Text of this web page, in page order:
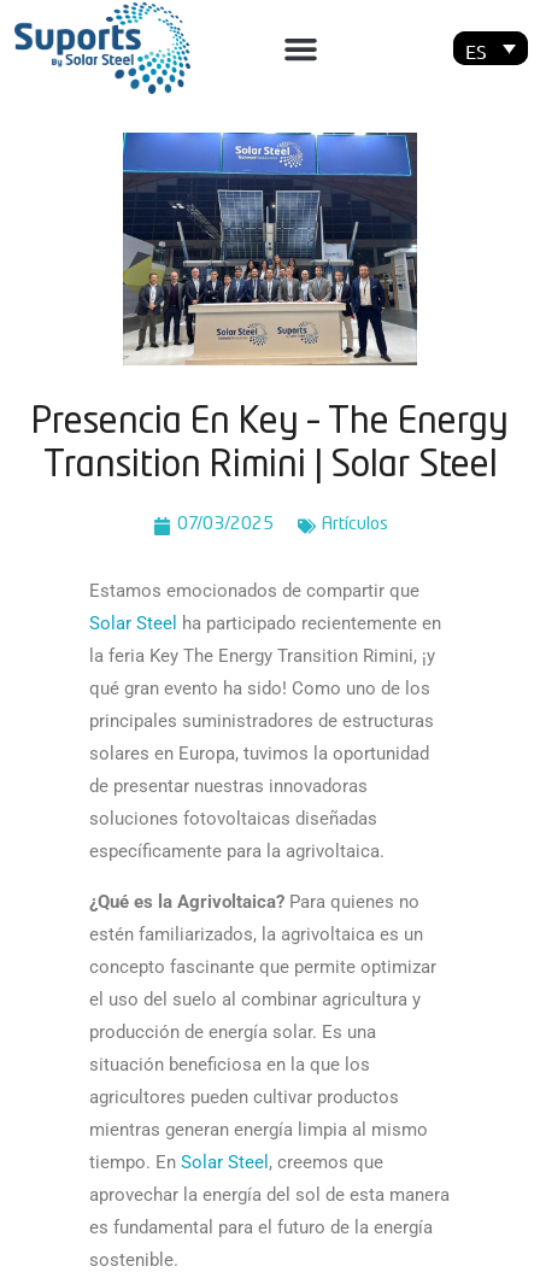
ES
Presencia En Key – The Energy
Transition Rimini | Solar Steel
07/03/2025 Artí­culos
Estamos emocionados de compartir que
Solar Steel ha participado recientemente en
la feria Key The Energy Transition Rimini, ¡y
qué gran evento ha sido! Como uno de los
principales suministradores de estructuras
solares en Europa, tuvimos la oportunidad
de presentar nuestras innovadoras
soluciones fotovoltaicas diseñadas
específicamente para la agrivoltaica.
¿Qué es la Agrivoltaica? Para quienes no
estén familiarizados, la agrivoltaica es un
concepto fascinante que permite optimizar
el uso del suelo al combinar agricultura y
producción de energía solar. Es una
situación beneficiosa en la que los
agricultores pueden cultivar productos
mientras generan energía limpia al mismo
tiempo. En Solar Steel , creemos que
aprovechar la energía del sol de esta manera
es fundamental para el futuro de la energía
sostenible.